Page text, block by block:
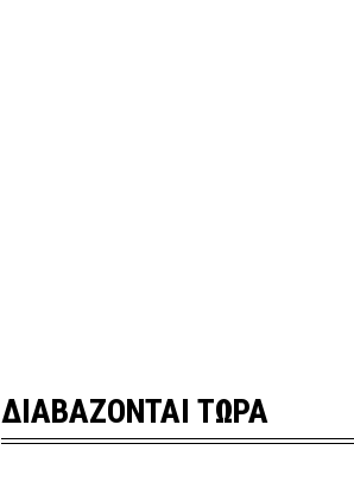
ΔΙΑΒΑΖΟΝΤΑΙ ΤΩΡΑ